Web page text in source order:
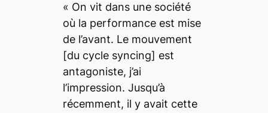
« On vit dans une société
où la performance est mise
de l’avant. Le mouvement
[du cycle syncing] est
antagoniste, j’ai
l’impression. Jusqu’à
récemment, il y avait cette